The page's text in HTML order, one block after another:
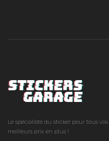
Le spécialiste du sticker pour tous
meilleurs prix en plus !